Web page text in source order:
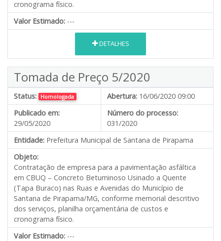
cronograma físico.
Valor Estimado: ---
DETALHES
Tomada de Preço 5/2020
Status: Homologada Abertura: 16/06/2020 09:00
Publicado em:
29/05/2020
Número do processo:
031/2020
Entidade: Prefeitura Municipal de Santana de Pirapama
Objeto:
Contratação de empresa para a pavimentação asfáltica
em CBUQ – Concreto Betuminoso Usinado a Quente
(Tapa Buraco) nas Ruas e Avenidas do Município de
Santana de Pirapama/MG, conforme memorial descritivo
dos serviços, planilha orçamentária de custos e
cronograma físico.
Valor Estimado: ---